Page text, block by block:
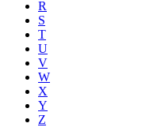
R
S
T
U
V
W
X
Y
Z